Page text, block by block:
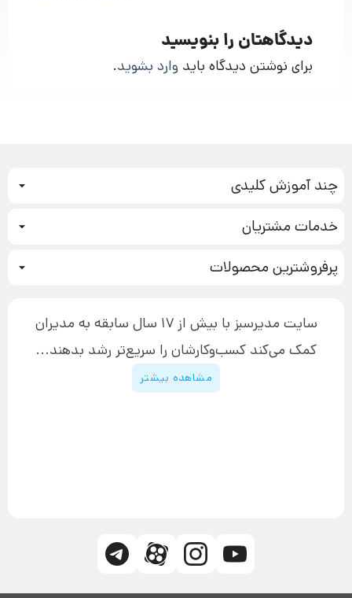
دیدگاهتان را بنویسید
برای نوشتن دیدگاه باید وارد بشوید.
چند آموزش کلیدی
بازاریابی عصبی
تبلیغ نویسی
افزایش عملکرد
چگونه کتاب بنویسیم
دوره اینستاگرام
خدمات مشتریان
آموزش دسترسی به دانلود فایل‌ها
پیگیری سفارش
پشتیبانی
قوانین و مقررات سایت
پرفروشترین محصولاتدوره جدید سیستم سازی
سایت مدیرسبز با بیش از 17 سال سابقه به مدیران
کمک می‌کند کسب‌و‌کارشان را سریع‌تر رشد بدهند...
مشاهده بیشتر